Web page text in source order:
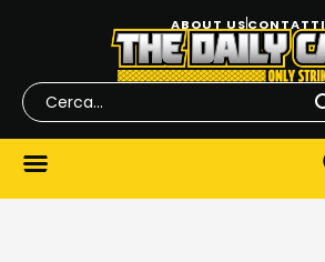
ABOUT USCONTATTI